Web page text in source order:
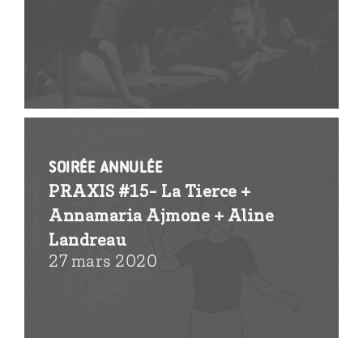
SOIRÉE ANNULÉE
PRAXIS #15- La Tierce +
Annamaria Ajmone + Aline
Landreau
27 mars 2020